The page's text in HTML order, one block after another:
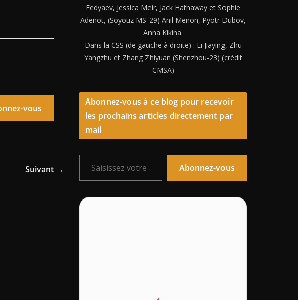
vous
Suivant →
Fedyaev, Jessica Meir, Jack Hathaway et Sophie
Adenot, (Soyouz MS-29) Anil Menon, Pyotr Dubov,
Anna Kikina.
Dans la CSS (de gauche à droite) : Li Jiaying, Zhu
Yangzhu et Zhang Zhiyuan (Shenzhou-23) (crédit
CMSA)
Abonnez-vous à ce blog pour recevoir
les prochains articles directement par
mail
Saisissez votre adresse e-mail…
Abonnez-vous